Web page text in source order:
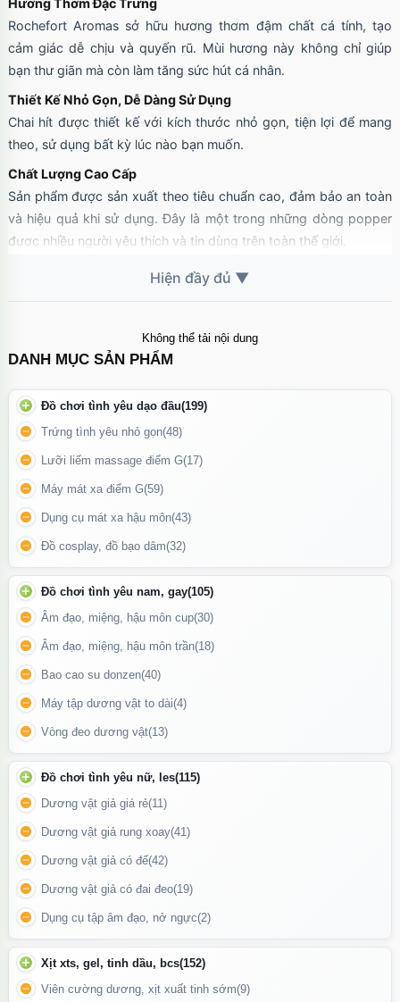
Rochefort Aromas sở hữu hương thơm đậm chất cá tính, tạo
cảm giác dễ chịu và quyến rũ. Mùi hương này không chỉ giúp
bạn thư giãn mà còn làm tăng sức hút cá nhân.
Thiết Kế Nhỏ Gọn, Dễ Dàng Sử Dụng
Chai hít được thiết kế với kích thước nhỏ gọn, tiện lợi để mang
theo, sử dụng bất kỳ lúc nào bạn muốn.
Chất Lượng Cao Cấp
Sản phẩm được sản xuất theo tiêu chuẩn cao, đảm bảo an toàn
và hiệu quả khi sử dụng. Đây là một trong những dòng popper
được nhiều người yêu thích và tin dùng trên toàn thế giới.
Popper Rochefort Aromas có khả năng tác động nhanh đến hệ
thần kinh, mang lại cảm giác thư giãn và hưng phấn ngay trong
vòng vài giây sau khi sử dụng.
Công Dụng Chính Của Popper Rochefort Aromas
Giải Tỏa Căng Thẳng
: Giúp bạn nhanh chóng thư giãn và giải
phóng áp lực sau những giờ làm việc căng thẳng.
Tăng Cường Khoái Cảm
cảm xúc, giúp những giây phút thân mật thêm phần thăng hoa.
Kích Thích Hưng Phấn
: Mang lại cảm giác phấn khích mạnh mẽ,
phù hợp cho các buổi tiệc hoặc những dịp đặc biệt.
Tạo Sự Tự Tin
động thường ngày.
Không thể tải nội dung
DANH MỤC SẢN PHẨM
Đồ chơi tình yêu dạo đầu(199)
Trứng tình yêu nhỏ gọn(48)
Lưỡi liếm massage điểm G(17)
Máy mát xa điểm G(59)
Dụng cụ mát xa hậu môn(43)
Đồ cosplay, đồ bạo dâm(32)
Đồ chơi tình yêu nam, gay(105)
Âm đạo, miệng, hậu môn cup(30)
Âm đạo, miệng, hậu môn trần(18)
Bao cao su donzen(40)
Máy tập dương vật to dài(4)
Vòng đeo dương vật(13)
Đồ chơi tình yêu nữ, les(115)
Dương vật giả giá rẻ(11)
Dương vật giả rung xoay(41)
Dương vật giả có đế(42)
Dương vật giả có đai đeo(19)
Dụng cụ tập âm đạo, nở ngực(2)
Xịt xts, gel, tinh dầu, bcs(152)
Viên cường dương, xịt xuất tinh sớm(9)